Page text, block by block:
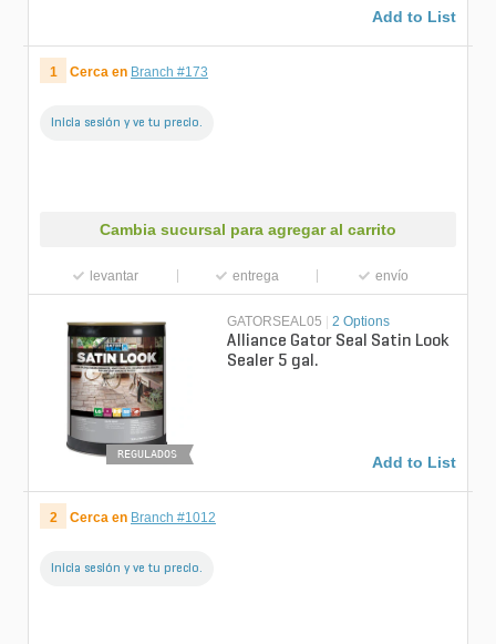
Add to List
1 Cerca en Branch #173
Inicia sesión y ve tu precio.
Cambia sucursal para agregar al carrito
levantar entrega envío
REGULADOS
GATORSEAL05 2 Options
Alliance Gator Seal Satin Look
Sealer 5 gal.
Add to List
2 Cerca en Branch #1012
Inicia sesión y ve tu precio.